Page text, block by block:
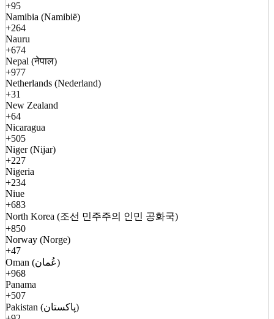
+95
Namibia (Namibië)
+264
Nauru
+674
Nepal (नेपाल)
+977
Netherlands (Nederland)
+31
New Zealand
+64
Nicaragua
+505
Niger (Nijar)
+227
Nigeria
+234
Niue
+683
North Korea (조선 민주주의 인민 공화국)
+850
Norway (Norge)
+47
Oman (عُمان)
+968
Panama
+507
Pakistan (پاکستان)